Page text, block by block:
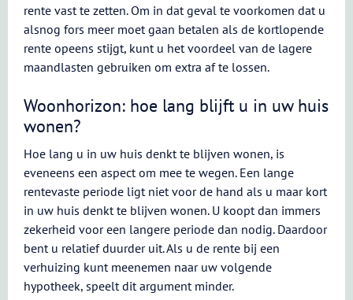
rente vast te zetten. Om in dat geval te voorkomen dat u
alsnog fors meer moet gaan betalen als de kortlopende
rente opeens stijgt, kunt u het voordeel van de lagere
maandlasten gebruiken om extra af te lossen.
Woonhorizon: hoe lang blijft u in uw huis
wonen?
Hoe lang u in uw huis denkt te blijven wonen, is
eveneens een aspect om mee te wegen. Een lange
rentevaste periode ligt niet voor de hand als u maar kort
in uw huis denkt te blijven wonen. U koopt dan immers
zekerheid voor een langere periode dan nodig. Daardoor
bent u relatief duurder uit. Als u de rente bij een
verhuizing kunt meenemen naar uw volgende
hypotheek, speelt dit argument minder.